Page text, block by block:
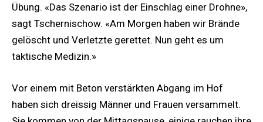
Übung. «Das Szenario ist der Einschlag einer Drohne»,
sagt Tschernischow. «Am Morgen haben wir Brände
gelöscht und Verletzte gerettet. Nun geht es um
taktische Medizin.»
Vor einem mit Beton verstärkten Abgang im Hof
haben sich dreissig Männer und Frauen versammelt.